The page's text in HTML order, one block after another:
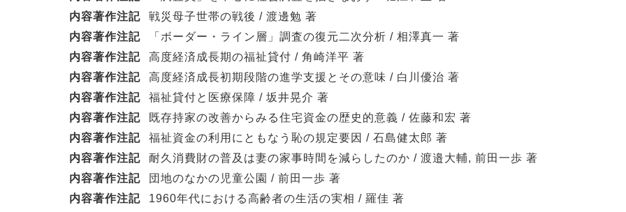
内容著作注記
戦災母子世帯の戦後 / 渡邊勉 著
内容著作注記
「ボーダー・ライン層」調査の復元二次分析 / 相澤真一 著
内容著作注記
高度経済成長期の福祉貸付 / 角崎洋平 著
内容著作注記
高度経済成長初期段階の進学支援とその意味 / 白川優治 著
内容著作注記
福祉貸付と医療保障 / 坂井晃介 著
内容著作注記
既存持家の改善からみる住宅資金の歴史的意義 / 佐藤和宏 著
内容著作注記
福祉資金の利用にともなう恥の規定要因 / 石島健太郎 著
内容著作注記
耐久消費財の普及は妻の家事時間を減らしたのか / 渡邉大輔, 前田一歩 著
内容著作注記
団地のなかの児童公園 / 前田一歩 著
内容著作注記
1960年代における高齢者の生活の実相 / 羅佳 著